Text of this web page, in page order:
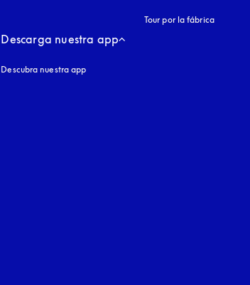
Tour por la fábrica
Descarga nuestra app
Descubra nuestra app